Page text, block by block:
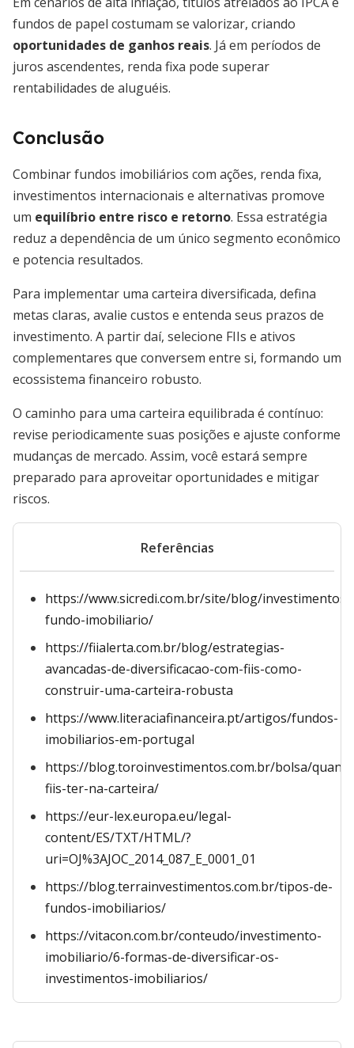
fundos de papel costumam se valorizar, criando
oportunidades de ganhos reais. Já em períodos de
juros ascendentes, renda fixa pode superar
rentabilidades de aluguéis.
Conclusão
Combinar fundos imobiliários com ações, renda fixa,
investimentos internacionais e alternativas promove
um equilíbrio entre risco e retorno. Essa estratégia
reduz a dependência de um único segmento econômico
e potencia resultados.
Para implementar uma carteira diversificada, defina
metas claras, avalie custos e entenda seus prazos de
investimento. A partir daí, selecione FIIs e ativos
complementares que conversem entre si, formando um
ecossistema financeiro robusto.
O caminho para uma carteira equilibrada é contínuo:
revise periodicamente suas posições e ajuste conforme
mudanças de mercado. Assim, você estará sempre
preparado para aproveitar oportunidades e mitigar
riscos.
Referências
https://www.sicredi.com.br/site/blog/
fundo-imobiliario/
https://fiialerta.com.br/blog/estrategias-
avancadas-de-diversificacao-com-fiis-como-
construir-uma-carteira-robusta
https://www.literaciafinanceira.pt/artigos/fundos-
imobiliarios-em-portugal
https://blog.toroinvestimentos.com.br/bolsa/
fiis-ter-na-carteira/
https://eur-lex.europa.eu/legal-
content/ES/TXT/HTML/?
uri=OJ%3AJOC_2014_087_E_0001_01
https://blog.terrainvestimentos.com.br/tipos-de-
fundos-imobiliarios/
https://vitacon.com.br/conteudo/investimento-
imobiliario/6-formas-de-diversificar-os-
investimentos-imobiliarios/